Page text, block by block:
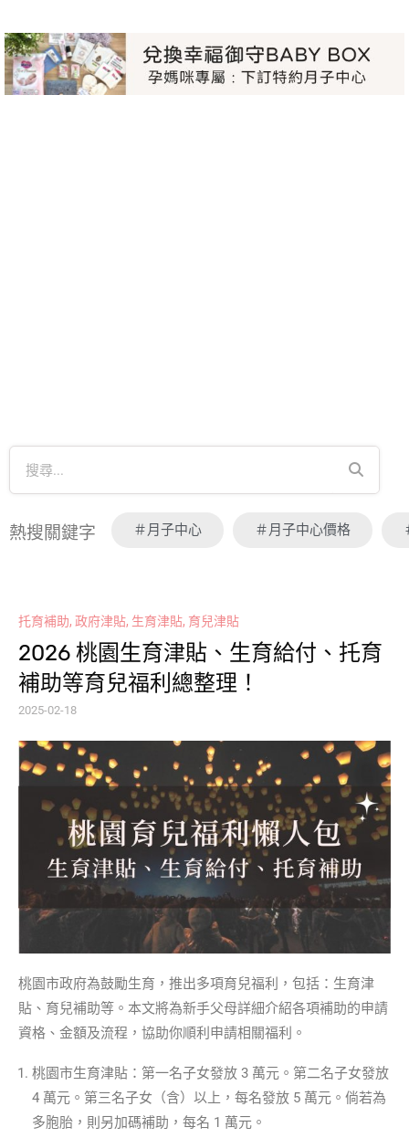
熱搜關鍵字 ＃月子中心 ＃月子中心價格
托育補助, 政府津貼, 生育津貼, 育兒津貼
2026 桃園生育津貼、生育給付、托育
補助等育兒福利總整理！
2025-02-18
桃園市政府為鼓勵生育，推出多項育兒福利，包括：生育津
貼、育兒補助等。本文將為新手父母詳細介紹各項補助的申請
資格、金額及流程，協助你順利申請相關福利。
桃園市生育津貼：第一名子女發放 3 萬元。第二名子女發放
4 萬元。第三名子女（含）以上，每名發放 5 萬元。倘若為
多胞胎，則另加碼補助，每名 1 萬元。